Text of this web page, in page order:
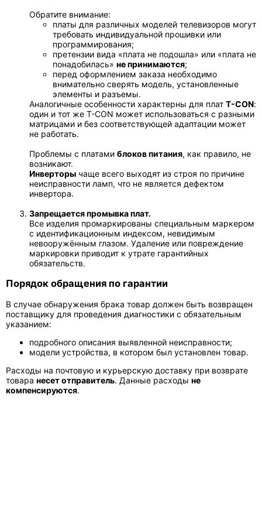
Обратите внимание:
платы для различных моделей телевизоров могут
требовать индивидуальной прошивки или
программирования;
претензии вида «плата не подошла» или «плата не
понадобилась» не принимаются;
перед оформлением заказа необходимо
внимательно сверять модель, установленные
элементы и разъемы.
Аналогичные особенности характерны для плат T-CON:
один и тот же T-CON может использоваться с разными
матрицами и без соответствующей адаптации может
не работать.
Проблемы с платами блоков питания, как правило, не
возникают.
Инверторы чаще всего выходят из строя по причине
неисправности ламп, что не является дефектом
инвертора.
Запрещается промывка плат.
Все изделия промаркированы специальным маркером
с идентификационным индексом, невидимым
невооружённым глазом. Удаление или повреждение
маркировки приводит к утрате гарантийных
обязательств.
Порядок обращения по гарантии
В случае обнаружения брака товар должен быть возвращен
поставщику для проведения диагностики с обязательным
указанием:
подробного описания выявленной неисправности;
модели устройства, в котором был установлен товар.
Расходы на почтовую и курьерскую доставку при возврате
товара несет отправитель. Данные расходы не
компенсируются.